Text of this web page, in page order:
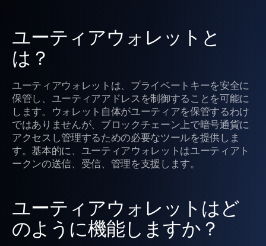
ユーティアウォレットと
は？
ユーティアウォレットは、プライベートキーを安全に
保管し、ユーティアアドレスを制御することを可能に
します。ウォレット自体がユーティアを保管するわけ
ではありませんが、ブロックチェーン上で暗号通貨に
アクセスし管理するための必要なツールを提供しま
す。基本的に、ユーティアウォレットはユーティアト
ークンの送信、受信、管理を支援します。
ユーティアウォレットはど
のように機能しますか？